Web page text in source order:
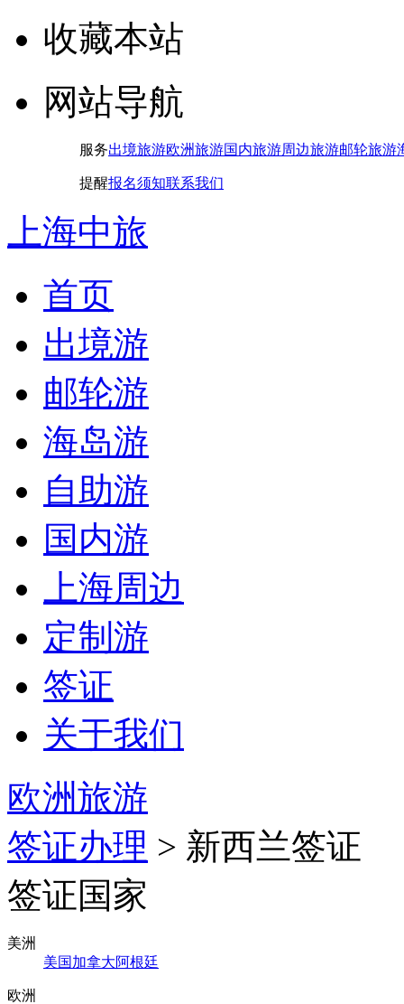
收藏本站
网站导航
服务出境旅游欧洲旅游国内旅游周边旅游邮轮旅游
提醒报名须知联系我们
上海中旅
首页
出境游
邮轮游
海岛游
自助游
国内游
上海周边
定制游
签证
关于我们
欧洲旅游
签证办理 > 新西兰签证
签证国家
美洲
美国加拿大阿根廷
欧洲